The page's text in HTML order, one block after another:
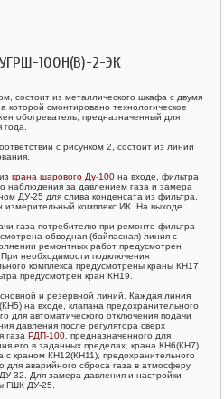
100Н(В)-2-ЭК
состоит из металлического шкафа с двумя
которой смонтировано технологическое
обогреватель, предназначенный для
с рисунком 2, состоит из линии
крана шарового Ду-100 на входе, фильтра
наблюдения за давлением газа и замера
ДУ-25 для слива конденсата из фильтра.
измерительный комплекс ИК. На выходе
газа потребителю при ремонте фильтра
обводная (байпасная) линия с
ремонтных работ предусмотрен
необходимости подключения
комплекса предусмотрены краны КН17
предусмотрен кран КН19.
и резервной линий. Каждая линия
на входе, клапана предохранительного
для автоматического отключения подачи
давления после регулятора сверх
газа РДП-100 , предназначенного для
его в заданных пределах, крана КН6(КН7)
с краном КН12(КН11), предохранительного
для аварийного сброса газа в атмосферу,
32. Для замера давления и настройки
ГШК ДУ-25.